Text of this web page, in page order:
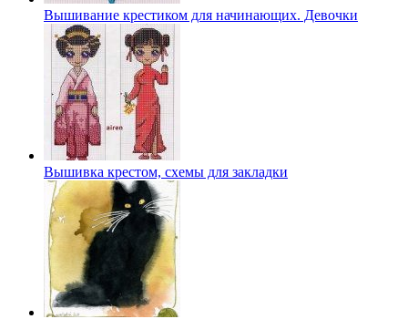
Вышивание крестиком для начинающих. Девочки
Вышивка крестом, схемы для закладки